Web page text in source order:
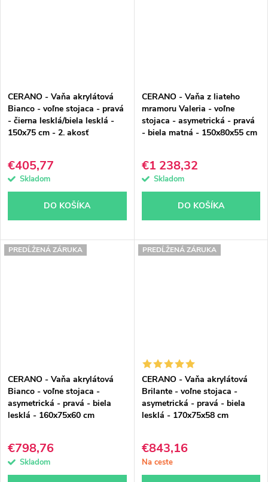
CERANO - Vaňa akrylátová
Bianco - voľne stojaca - pravá
- čierna lesklá/biela lesklá -
150x75 cm - 2. akosť
€405,77
Skladom
DO KOŠÍKA
CERANO - Vaňa z liateho
mramoru Valeria - voľne
stojaca - asymetrická - pravá
- biela matná - 150x80x55 cm
€1 238,32
Skladom
DO KOŠÍKA
PREDĹŽENÁ ZÁRUKA
CERANO - Vaňa akrylátová
Bianco - voľne stojaca -
asymetrická - pravá - biela
lesklá - 160x75x60 cm
€798,76
Skladom
PREDĹŽENÁ ZÁRUKA
CERANO - Vaňa akrylátová
Brilante - voľne stojaca -
asymetrická - pravá - biela
lesklá - 170x75x58 cm
€843,16
Na ceste